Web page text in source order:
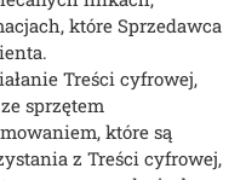
które Sprzedawca
Treści cyfrowej,
sprzętem
które są
z Treści cyfrowej,